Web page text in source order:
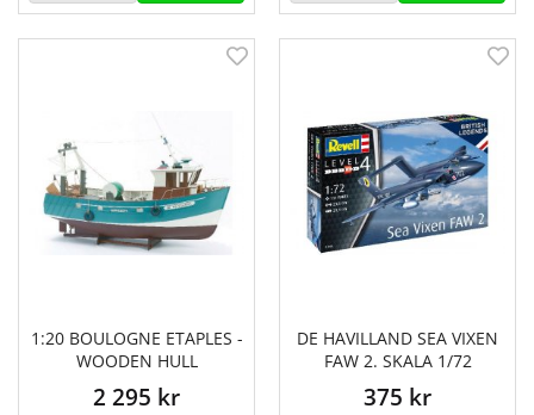
1:20 BOULOGNE ETAPLES -
WOODEN HULL
2 295 kr
DE HAVILLAND SEA VIXEN
FAW 2. SKALA 1/72
375 kr